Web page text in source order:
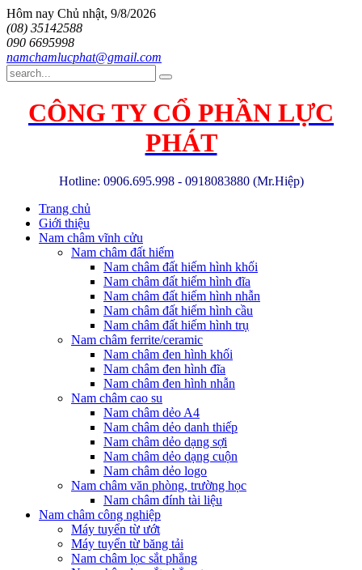
Hôm nay Chủ nhật, 9/8/2026
(08) 35142588
090 6695998
namchamlucphat@gmail.com
CÔNG TY CỔ PHẦN LỰC
PHÁT
Hotline: 0906.695.998 - 0918083880 (Mr.Hiệp)
Trang chủ
Giới thiệu
Nam châm vĩnh cửu
Nam châm đất hiếm
Nam châm đất hiếm hình khối
Nam châm đất hiếm hình đĩa
Nam châm đất hiếm hình nhẫn
Nam châm đất hiếm hình cầu
Nam châm đất hiếm hình trụ
Nam châm ferrite/ceramic
Nam châm đen hình khối
Nam châm đen hình đĩa
Nam châm đen hình nhẫn
Nam châm cao su
Nam châm dẻo A4
Nam châm dẻo danh thiếp
Nam châm dẻo dạng sợi
Nam châm dẻo dạng cuộn
Nam châm dẻo logo
Nam châm văn phòng, trường học
Nam châm đính tài liệu
Nam châm công nghiệp
Máy tuyển từ ướt
Máy tuyển từ băng tải
Nam châm lọc sắt phẳng